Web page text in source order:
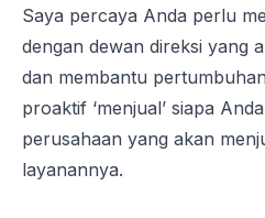
Saya percaya Anda perlu
dengan dewan direksi yang
dan membantu
proaktif ‘menjual’ siapa
perusahaan yang akan
layanannya.